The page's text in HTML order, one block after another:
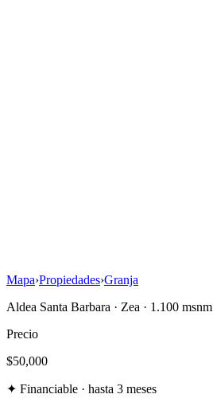
Mapa›Propiedades›Granja
Aldea Santa Barbara · Zea · 1.100 msnm
Precio
$50,000
✦ Financiable · hasta 3 meses